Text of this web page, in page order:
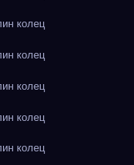
колец
колец
колец
колец
колец